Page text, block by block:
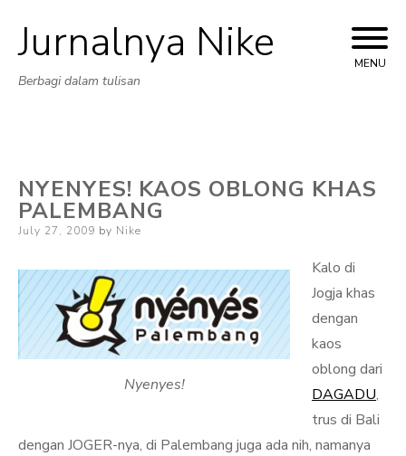
Skip
Jurnalnya Nike
Berbagi dalam tulisan
MENU
NYENYES! KAOS OBLONG KHAS
PALEMBANG
Posted
July 27, 2009 by Nike
Nyenyes!
Kalo di
Jogja khas
dengan
kaos
oblong dari
DAGADU,
trus di Bali
dengan JOGER-nya, di Palembang juga ada nih, namanya